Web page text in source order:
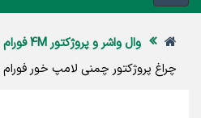
وال واشر و پروژکتور 4M فورام
چراغ پروژکتور چمنی لامپ خور فورام 4M سری کاراکال IP65